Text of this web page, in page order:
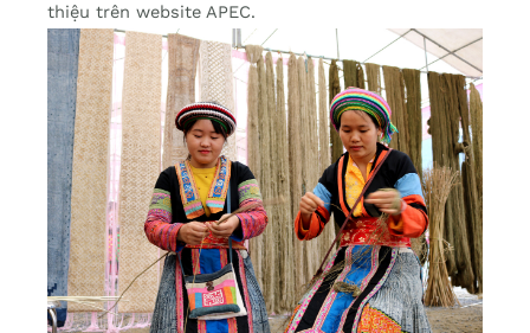
thiệu trên website APEC.